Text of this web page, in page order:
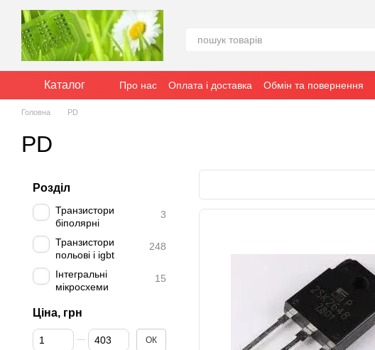
Перейти до основного контенту
Каталог Про нас Оплата і доставка Обмін та повернення
Головна PD
PD
Розділ
Транзистори
біполярні
3
Транзистори
польові і igbt
248
Інтегральні
мікросхеми
15
Ціна, грн
Від Ціна, грн
До Ціна, грн ОК